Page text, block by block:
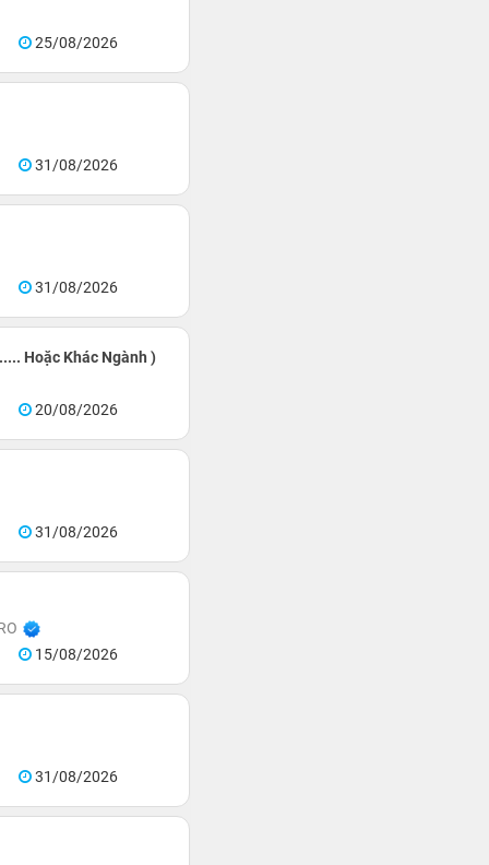
25/08/2026
31/08/2026
31/08/2026
Hoặc Khác Ngành )
20/08/2026
31/08/2026
15/08/2026
31/08/2026